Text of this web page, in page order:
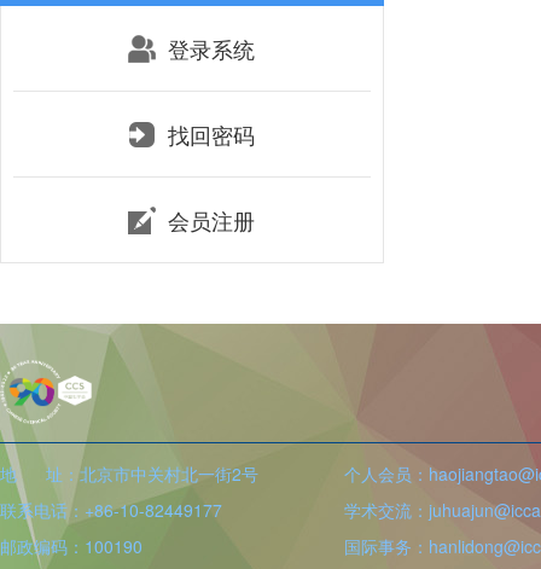
登录系统
找回密码
会员注册
地 址：北京市中关村北一街2号
联系电话：+86-10-82449177
邮政编码：100190
个人会员：
学术交流：
国际事务：